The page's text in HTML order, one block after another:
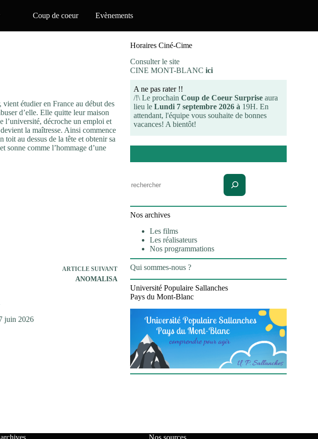
Coup de coeur Evènements
étudier en France au début des
d’elle. Elle quitte leur maison
l’université, décroche un emploi et
la maîtresse. Ainsi commence
au dessus de la tête et obtenir sa
sonne comme l’hommage d’une
ARTICLE SUIVANT
ANOMALISA
juin 2026
Horaires Ciné-Cime
Consulter le site
CINE MONT-BLANC ici
A ne pas rater !!
/!\ Le prochain Coup de Coeur Surprise aura
lieu le Lundi 7 septembre 2026 à 19H. En
attendant, l'équipe vous souhaite de bonnes
vacances! A bientôt!
Nos archives
Les films
Les réalisateurs
Nos programmations
Qui sommes-nous ?
Université Populaire Sallanches
Pays du Mont-Blanc
Nos sources